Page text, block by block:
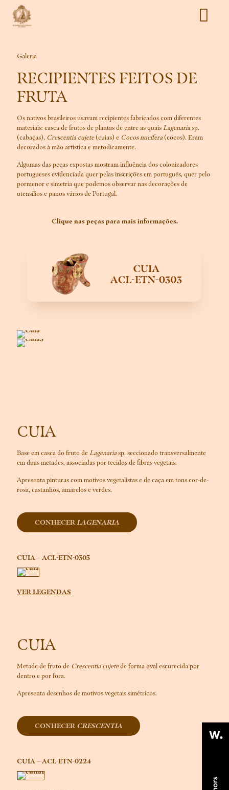
Galeria
RECIPIENTES FEITOS DE
FRUTA
Os nativos brasileiros usavam recipientes fabricados com diferentes
materiais: casca de frutos de plantas de entre as quaisLagenariasp.
(cabaças), Crescentia cujete(cuias) e Cocos nucifera(cocos). Eram
decorados à mão artística e metodicamente.
Algumas das peças expostas mostram influência dos colonizadores
portugueses evidenciada quer pelas inscrições em português, quer pelo
pormenor e simetria que podemos observar nas decorações de
utensílios e panos vários de Portugal.
Clique nas peças para mais informações.
CUIA
Base em casca do fruto deLagenariasp. seccionado transversalmente
em duas metades, associadas por tecidos de fibras vegetais.
Apresenta pinturas com motivos vegetalistas e de caça em tons cor-de-
rosa, castanhos, amarelos e verdes.
CONHECERLAGENARIA
CUIA – ACL-ETN-0303
VER LEGENDAS
CUIA
Metade de fruto de Crescentia cujetede forma oval escurecida por
dentro e por fora.
Apresenta desenhos de motivos vegetais simétricos.
CONHECER CRESCENTIA
CUIA – ACL-ETN-0224